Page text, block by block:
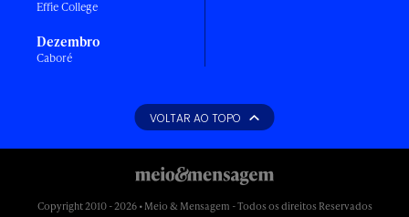
Effie College
Dezembro
Caboré
VOLTAR AO TOPO
Copyright 2010 - 2026 • Meio & Mensagem - Todos os direitos Reservados